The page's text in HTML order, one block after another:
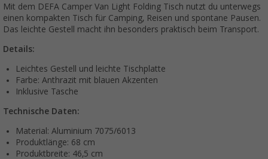
Mit dem DEFA Camper Van Light Folding Tisch nutzt du unterwegs
einen kompakten Tisch für Camping, Reisen und spontane Pausen.
Das leichte Gestell macht ihn besonders praktisch beim Transport.
Details:
Leichtes Gestell und leichte Tischplatte
Farbe: Anthrazit mit blauen Akzenten
Inklusive Tasche
Technische Daten:
Material: Aluminium 7075/6013
Produktlänge: 68 cm
Produktbreite: 46,5 cm